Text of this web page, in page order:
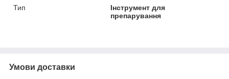
Тип
Інструмент для
препарування
Умови доставки